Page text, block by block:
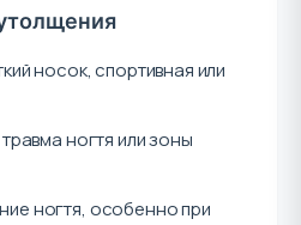
носок, спортивная или
ногтя или зоны
ногтя, особенно при